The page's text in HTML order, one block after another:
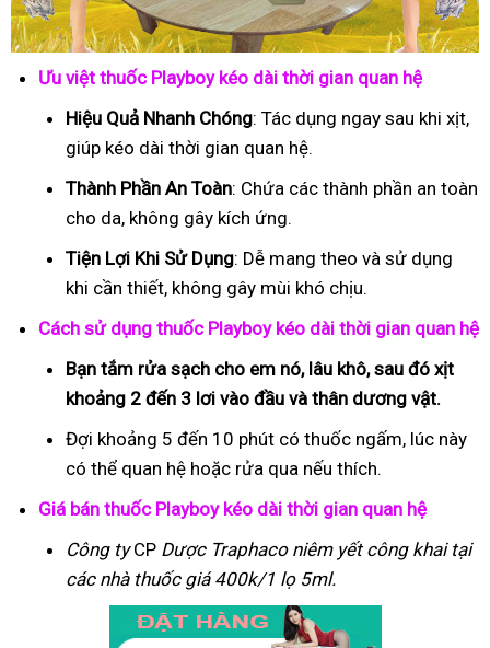
Ưu việt thuốc Playboy kéo dài thời gian quan hệ
Hiệu Quả Nhanh Chóng: Tác dụng ngay sau khi xịt,
giúp kéo dài thời gian quan hệ.
Thành Phần An Toàn: Chứa các thành phần an toàn
cho da, không gây kích ứng.
Tiện Lợi Khi Sử Dụng: Dễ mang theo và sử dụng
khi cần thiết, không gây mùi khó chịu.
Cách sử dụng thuốc Playboy kéo dài thời gian quan hệ
Bạn tắm rửa sạch cho em nó, lâu khô, sau đó xịt
khoảng 2 đến 3 lơi vào đầu và thân dương vật.
Đợi khoảng 5 đến 10 phút có thuốc ngấm, lúc này
có thể quan hệ hoặc rửa qua nếu thích.
Giá bán thuốc Playboy kéo dài thời gian quan hệ
Công tyCP Dược Traphaconiêm yết công khai tại
các nhà thuốc giá 400k/1 lọ 5ml.